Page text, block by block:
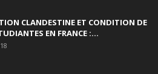
CLANDESTINE ET CONDITION DE
EN FRANCE :...